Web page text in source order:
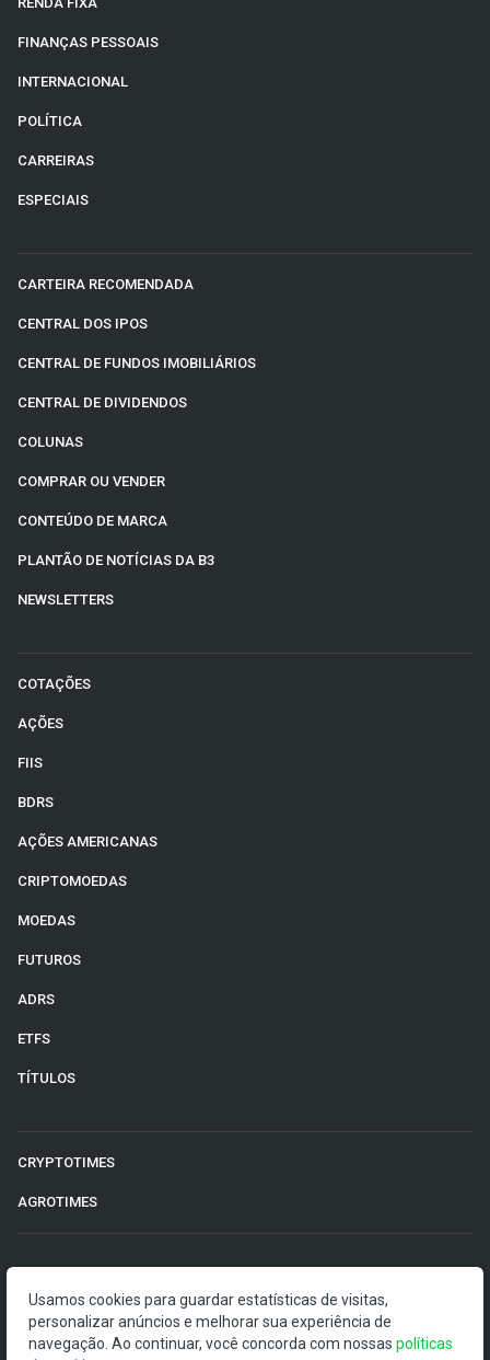
FINANÇAS PESSOAIS
INTERNACIONAL
POLÍTICA
CARREIRAS
ESPECIAIS
CARTEIRA RECOMENDADA
CENTRAL DOS IPOS
CENTRAL DE FUNDOS IMOBILIÁRIOS
CENTRAL DE DIVIDENDOS
COLUNAS
COMPRAR OU VENDER
CONTEÚDO DE MARCA
PLANTÃO DE NOTÍCIAS DA B3
NEWSLETTERS
COTAÇÕES
AÇÕES
FIIS
BDRS
AÇÕES AMERICANAS
CRIPTOMOEDAS
MOEDAS
FUTUROS
ADRS
ETFS
TÍTULOS
CRYPTOTIMES
AGROTIMES
O Money Times publica matérias de cunho jornalístico, que
visam a democratização da informação. Nossas
Usamos cookies para guardar estatísticas de visitas,
personalizar anúncios e melhorar sua experiência de
navegação. Ao continuar, você concorda com nossas políticas